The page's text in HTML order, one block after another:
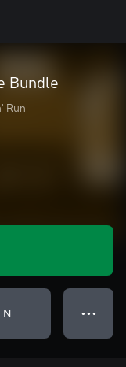
Bundle
Run
● ● ●